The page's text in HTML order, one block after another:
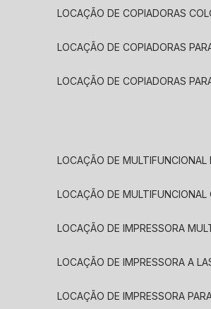
LOCAÇÃO DE COPIADORAS
LOCAÇÃO DE COPIADORAS
LOCAÇÃO DE COPIADORAS
LOCAÇÃO DE
LOCAÇÃO DE MULTIFUNCIONAL
LOCAÇÃO DE IMPRESSORA
LOCAÇÃO DE IMPRESSORA A
LOCAÇÃO DE IMPRESSORA